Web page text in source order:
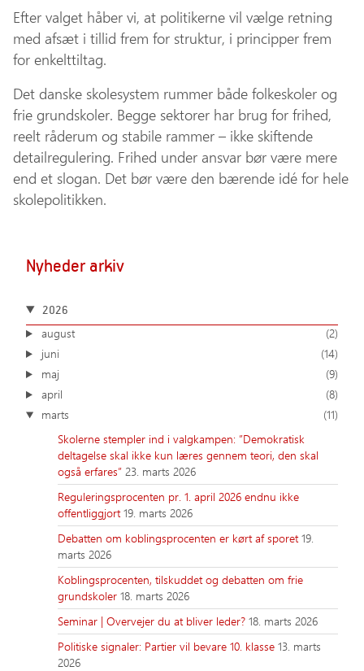
Efter valget håber vi, at politikerne vil vælge retning
med afsæt i tillid frem for struktur, i principper frem
for enkelttiltag.
Det danske skolesystem rummer både folkeskoler og
frie grundskoler. Begge sektorer har brug for frihed,
reelt råderum og stabile rammer – ikke skiftende
detailregulering. Frihed under ansvar bør være mere
end et slogan. Det bør være den bærende idé for hele
skolepolitikken.
Nyheder arkiv
2026
august
(2)
juni
(14)
maj
(9)
april
(8)
marts
(11)
Skolerne stempler ind i valgkampen: ”Demokratisk
deltagelse skal ikke kun læres gennem teori, den skal
også erfares” 23. marts 2026
Reguleringsprocenten pr. 1. april 2026 endnu ikke
offentliggjort19. marts 2026
Debatten om koblingsprocenten er kørt af sporet19.
marts 2026
Koblingsprocenten, tilskuddet og debatten om frie
grundskoler 18. marts 2026
Seminar | Overvejer du at bliver leder? 18. marts 2026
Politiske signaler: Partier vil bevare 10. klasse 13. marts
2026